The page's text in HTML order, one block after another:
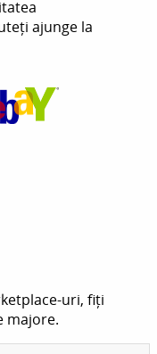
ajunge la
uri, fiți
majore.